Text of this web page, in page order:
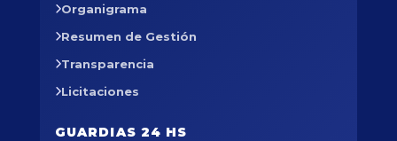
Organigrama
Resumen de Gestión
Transparencia
Licitaciones
GUARDIAS 24 HS